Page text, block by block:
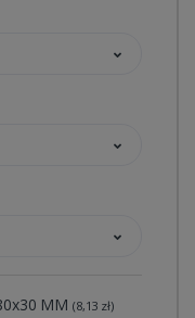
MM (8,13 zł)